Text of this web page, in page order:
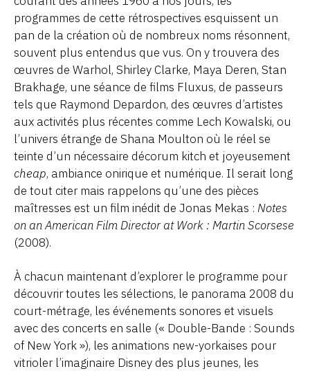
programmes de cette rétrospectives esquissent un
pan de la création où de nombreux noms résonnent,
souvent plus entendus que vus. On y trouvera des
œuvres de Warhol, Shirley Clarke, Maya Deren, Stan
Brakhage, une séance de films Fluxus, de passeurs
tels que Raymond Depardon, des œuvres d’artistes
aux activités plus récentes comme Lech Kowalski, ou
l’univers étrange de Shana Moulton où le réel se
teinte d’un nécessaire décorum kitch et joyeusement
cheap, ambiance onirique et numérique. Il serait long
de tout citer mais rappelons qu’une des pièces
maîtresses est un film inédit de Jonas Mekas : Notes
on an American Film Director at Work : Martin Scorsese
(2008).
À chacun maintenant d’explorer le programme pour
découvrir toutes les sélections, le panorama 2008 du
court-métrage, les événements sonores et visuels
avec des concerts en salle (« Double-Bande : Sounds
of New York »), les animations new-yorkaises pour
vitrioler l’imaginaire Disney des plus jeunes, les